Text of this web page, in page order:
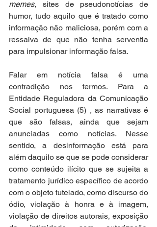
memes, sites de pseudonotícias de
humor, tudo aquilo que é tratado como
informação não maliciosa, porém com a
ressalva de que não tenha serventia
para impulsionar informação falsa.
Falar em notícia falsa é uma
contradição nos termos. Para a
Entidade Reguladora da Comunicação
Social portuguesa (5) , as narrativas é
que são falsas, ainda que sejam
anunciadas como notícias. Nesse
sentido, a desinformação está para
além daquilo se que se pode considerar
como conteúdo ilícito que se sujeita a
tratamento jurídico específico de acordo
com o objeto tutelado, como discurso do
ódio, violação à honra e à imagem,
violação de direitos autorais, exposição